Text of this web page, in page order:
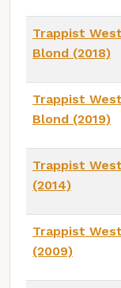
Trappist
Blond (2018)
Trappist
Blond (2019)
Trappist
(2014)
Trappist
(2009)